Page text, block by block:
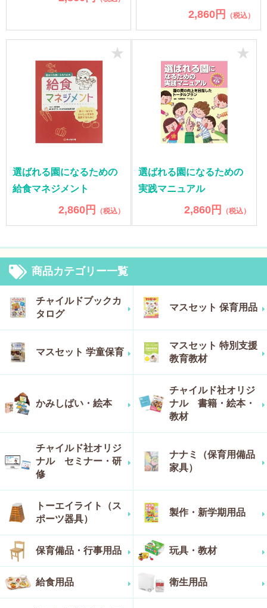
2,860円 （税込）
選ばれる園になるための
給食マネジメント
2,860円 （税込）
★
選ばれる園になるための
実践マニュアル
2,860円 （税込）
★
商品カテゴリー一覧
チャイルドブックカ
タログ
マスセット 保育用品
マスセット 学童保育
マスセット 特別支援
教育教材
かみしばい・絵本
チャイルド社オリジ
ナル 書籍・絵本・
教材
チャイルド社オリジ
ナル セミナー・研
修
ナナミ（保育用備品
家具）
トーエイライト（ス
ポーツ器具）
製作・新学期用品
保育備品・行事用品 玩具・教材
給食用品 衛生用品